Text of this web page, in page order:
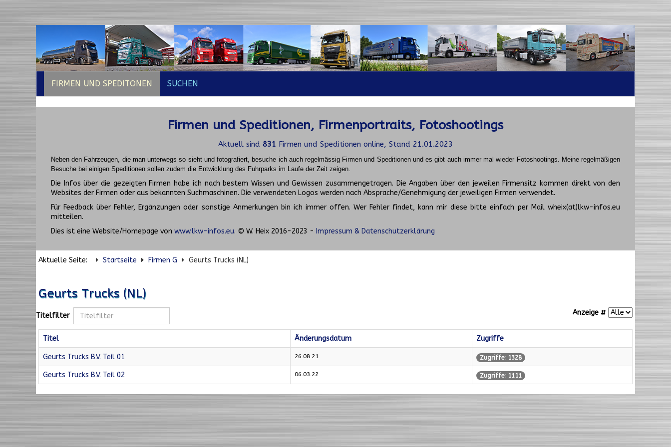
FIRMEN UND SPEDITONEN SUCHEN
Firmen und Speditionen, Firmenportraits, Fotoshootings
Aktuell sind 831 Firmen und Speditionen online, Stand 21.01.2023
Neben den Fahrzeugen, die man unterwegs so sieht und fotografiert, besuche ich auch regelmässig Firmen und Speditionen und es gibt auch immer mal wieder Fotoshootings. Meine regelmäßigen
Besuche bei einigen Speditionen sollen zudem die Entwicklung des Fuhrparks im Laufe der Zeit zeigen.
Die Infos über die gezeigten Firmen habe ich nach bestem Wissen und Gewissen zusammengetragen. Die Angaben über den jeweilen Firmensitz kommen direkt von den
Websites der Firmen oder aus bekannten Suchmaschinen. Die verwendeten Logos werden nach Absprache/Genehmigung der jeweiligen Firmen verwendet.
Für Feedback über Fehler, Ergänzungen oder sonstige Anmerkungen bin ich immer offen. Wer Fehler findet, kann mir diese bitte einfach per Mail wheix(at)lkw-infos.eu
mitteilen.
Dies ist eine Website/Homepage von www.lkw-infos.eu. © W. Heix 2016-2023 - Impressum & Datenschutzerklärung
Aktuelle Seite: Startseite Firmen G Geurts Trucks (NL)
Geurts Trucks (NL)
Titelfilter Anzeige #
Titel Änderungsdatum Zugriffe
Geurts Trucks B.V. Teil 01 26.08.21 Zugriffe: 1328
Geurts Trucks B.V. Teil 02 06.03.22 Zugriffe: 1111